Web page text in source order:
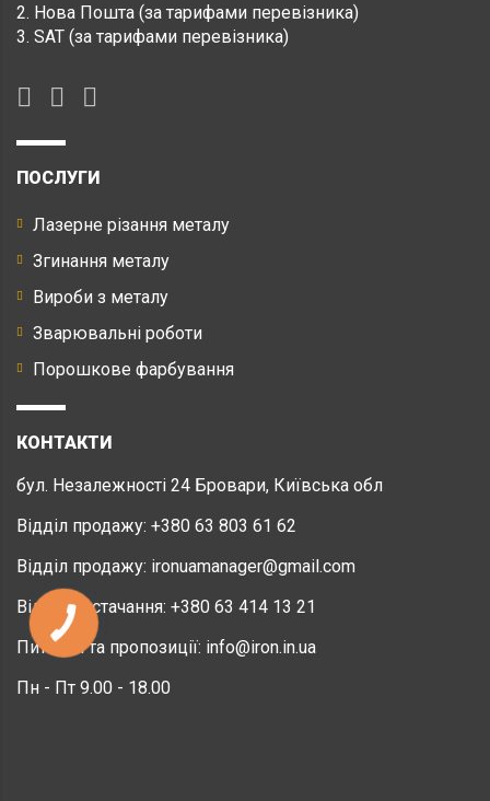
2. Нова Пошта (за тарифами перевізника)
3. SAT (за тарифами перевізника)
ПОСЛУГИ
Лазерне різання металу
Згинання металу
Вироби з металу
Зварювальні роботи
Порошкове фарбування
КОНТАКТИ
бул. Незалежності 24 Бровари, Київська обл
Відділ продажу: +380 63 803 61 62
Відділ продажу: ironuamanager@gmail.com
Відділ постачання: +380 63 414 13 21
Питання та пропозиції: info@iron.in.ua
Пн - Пт 9.00 - 18.00